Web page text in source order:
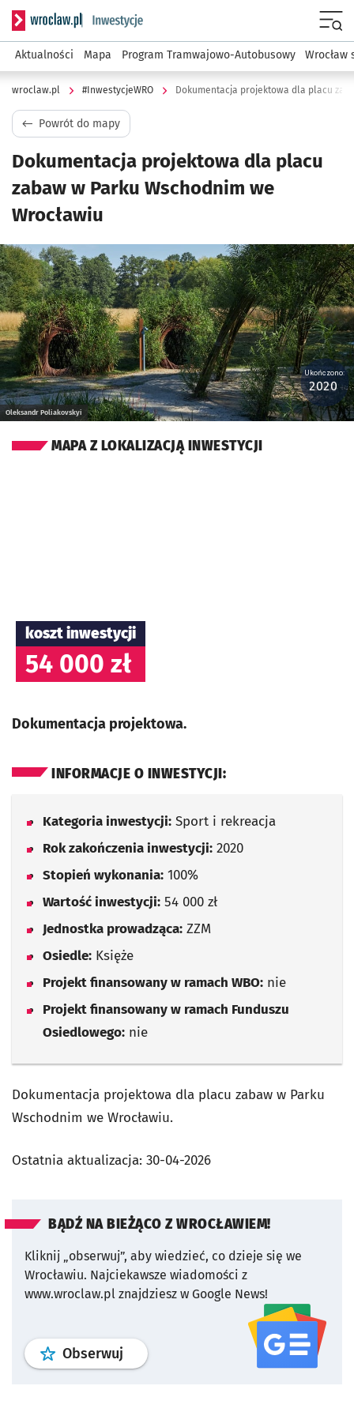
Serwis informacyjny wroclaw.pl podserwis:
Aktualności Mapa Program Tramwajowo-Autobusowy Wrocław
wroclaw.pl #InwestycjeWRO Dokumentacja projektowa dla placu
Powrót do mapy
Dokumentacja projektowa dla placu
zabaw w Parku Wschodnim we
Wrocławiu
Kliknij, aby powiększyć
Oleksandr Poliakovskyi
Ukończono:
2020
MAPA Z LOKALIZACJĄ INWESTYCJI
koszt inwestycji
54 000 zł
Dokumentacja projektowa.
INFORMACJE O INWESTYCJI:
Kategoria inwestycji: Sport i rekreacja
Rok zakończenia inwestycji: 2020
Stopień wykonania: 100%
Wartość inwestycji: 54 000 zł
Jednostka prowadząca: ZZM
Osiedle: Księże
Projekt finansowany w ramach WBO: nie
Projekt finansowany w ramach Funduszu
Osiedlowego: nie
Dokumentacja projektowa dla placu zabaw w Parku
Wschodnim we Wrocławiu.
Ostatnia aktualizacja: 30-04-2026
BĄDŹ NA BIEŻĄCO Z WROCŁAWIEM!
Kliknij „obserwuj”, aby wiedzieć, co dzieje się we
Wrocławiu. Najciekawsze wiadomości z
www.wroclaw.pl znajdziesz w Google News!
Obserwuj profil serwisu